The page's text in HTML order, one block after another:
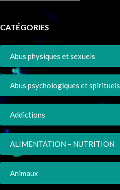
CATÉGORIES
Abus physiques et sexuels
Abus psychologiques et spirituels
Addictions
ALIMENTATION – NUTRITION
Animaux